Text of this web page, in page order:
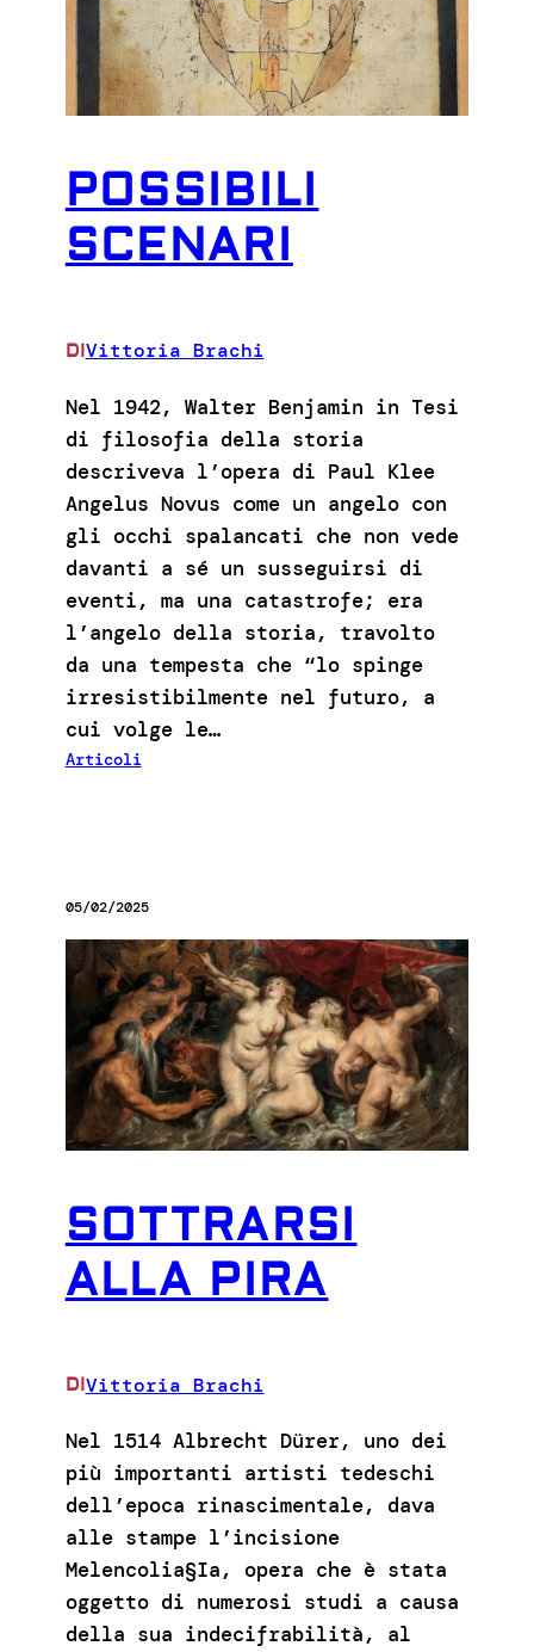
POSSIBILI
SCENARI
DIVittoria Brachi
Nel 1942, Walter Benjamin in Tesi
di filosofia della storia
descriveva l’opera di Paul Klee
Angelus Novus come un angelo con
gli occhi spalancati che non vede
davanti a sé un susseguirsi di
eventi, ma una catastrofe; era
l’angelo della storia, travolto
da una tempesta che “lo spinge
irresistibilmente nel futuro, a
cui volge le…
Articoli
05/02/2025
SOTTRARSI
ALLA PIRA
DIVittoria Brachi
Nel 1514 Albrecht Dürer, uno dei
più importanti artisti tedeschi
dell’epoca rinascimentale, dava
alle stampe l’incisione
Melencolia§Ia, opera che è stata
oggetto di numerosi studi a causa
della sua indecifrabilità, al